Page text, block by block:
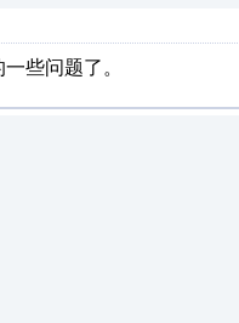
些问题了。